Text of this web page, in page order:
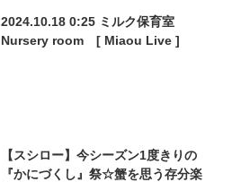
2024.10.18 0:25 ミルク保育室
Nursery room [ Miaou Live ]
【スシロー】今シーズン1度きりの
『かにづくし』祭☆蟹を思う存分楽